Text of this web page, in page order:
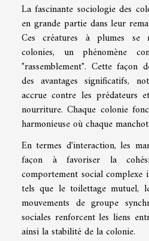
La fascinante sociologie des
en grande partie dans leur
Ces créatures à plumes se
colonies, un phénomène
"rassemblement". Cette façon
des avantages significatifs,
accrue contre les prédateurs
nourriture. Chaque colonie
harmonieuse où chaque
En termes d'interaction, les
façon à favoriser la
comportement social complexe
tels que le toilettage mutuel,
mouvements de groupe
sociales renforcent les liens
ainsi la stabilité de la colonie.